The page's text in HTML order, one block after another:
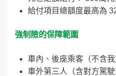
給付項目總額度最高為
強制險的保障範圍
車內、後座乘客（不含我
車外第三人（含對方駕駛